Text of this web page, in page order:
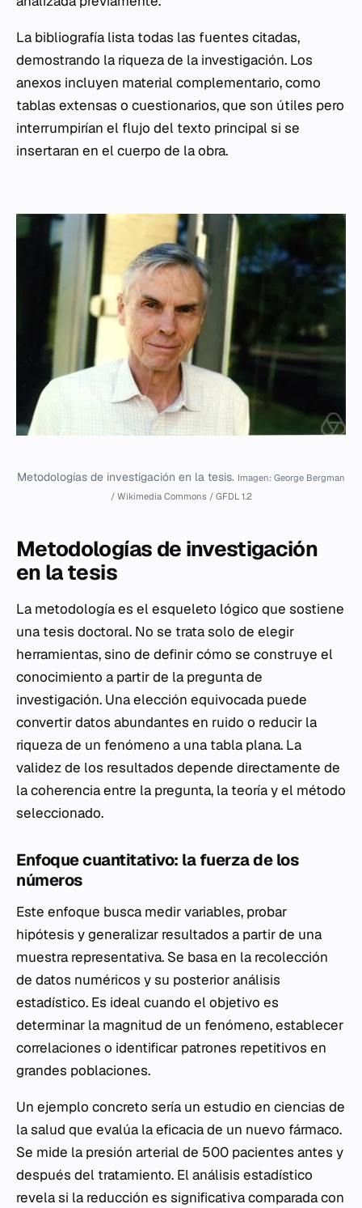
La bibliografía lista todas las fuentes citadas,
demostrando la riqueza de la investigación. Los
anexos incluyen material complementario, como
tablas extensas o cuestionarios, que son útiles pero
interrumpirían el flujo del texto principal si se
insertaran en el cuerpo de la obra.
Metodologías de investigación en la tesis. Imagen: George Bergman
/ Wikimedia Commons / GFDL 1.2
Metodologías de investigación
en la tesis
La metodología es el esqueleto lógico que sostiene
una tesis doctoral. No se trata solo de elegir
herramientas, sino de definir cómo se construye el
conocimiento a partir de la pregunta de
investigación. Una elección equivocada puede
convertir datos abundantes en ruido o reducir la
riqueza de un fenómeno a una tabla plana. La
validez de los resultados depende directamente de
la coherencia entre la pregunta, la teoría y el método
seleccionado.
Enfoque cuantitativo: la fuerza de los
números
Este enfoque busca medir variables, probar
hipótesis y generalizar resultados a partir de una
muestra representativa. Se basa en la recolección
de datos numéricos y su posterior análisis
estadístico. Es ideal cuando el objetivo es
determinar la magnitud de un fenómeno, establecer
correlaciones o identificar patrones repetitivos en
grandes poblaciones.
Un ejemplo concreto sería un estudio en ciencias de
la salud que evalúa la eficacia de un nuevo fármaco.
Se mide la presión arterial de 500 pacientes antes y
después del tratamiento. El análisis estadístico
revela si la reducción es significativa comparada con